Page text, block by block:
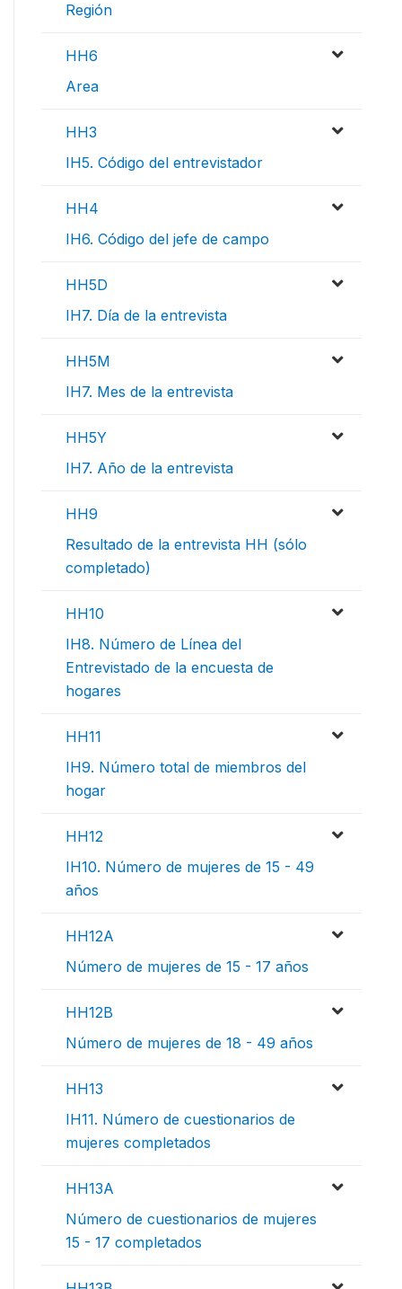
Región
HH6
Area
HH3
IH5. Código del entrevistador
HH4
IH6. Código del jefe de campo
HH5D
IH7. Día de la entrevista
HH5M
IH7. Mes de la entrevista
HH5Y
IH7. Año de la entrevista
HH9
Resultado de la entrevista HH (sólo
completado)
HH10
IH8. Número de Línea del
Entrevistado de la encuesta de
hogares
HH11
IH9. Número total de miembros del
hogar
HH12
IH10. Número de mujeres de 15 - 49
años
HH12A
Número de mujeres de 15 - 17 años
HH12B
Número de mujeres de 18 - 49 años
HH13
IH11. Número de cuestionarios de
mujeres completados
HH13A
Número de cuestionarios de mujeres
15 - 17 completados